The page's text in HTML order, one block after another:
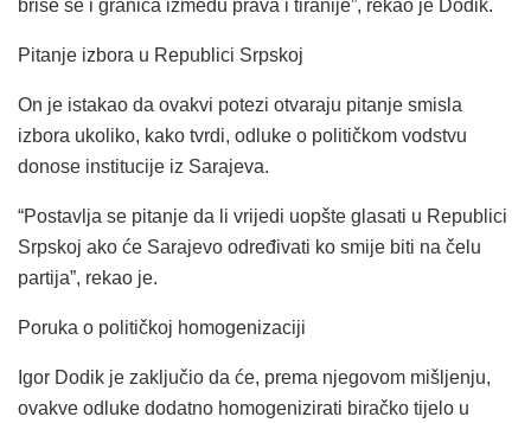
briše se i granica između prava i tiranije”, rekao je Dodik.
Pitanje izbora u Republici Srpskoj
On je istakao da ovakvi potezi otvaraju pitanje smisla
izbora ukoliko, kako tvrdi, odluke o političkom vodstvu
donose institucije iz Sarajeva.
“Postavlja se pitanje da li vrijedi uopšte glasati u Republici
Srpskoj ako će Sarajevo određivati ko smije biti na čelu
partija”, rekao je.
Poruka o političkoj homogenizaciji
Igor Dodik je zaključio da će, prema njegovom mišljenju,
ovakve odluke dodatno homogenizirati biračko tijelo u